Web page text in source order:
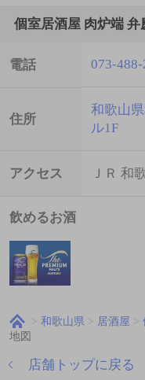
個室居酒屋 肉炉端
電話 073-488-
住所
和歌山
ル1F
アクセス ＪＲ 和
飲めるお酒
和歌山県 居酒屋
地図
店舗トップに戻る